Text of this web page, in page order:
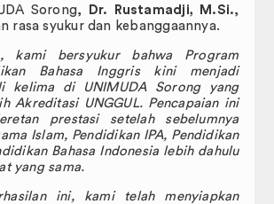
Sorong, Dr. Rustamadji, M.Si.,
rasa syukur dan kebanggaannya.
kami bersyukur bahwa Program
Bahasa Inggris kini menjadi
kelima di UNIMUDA Sorong yang
Akreditasi UNGGUL. Pencapaian ini
prestasi setelah sebelumnya
Islam, Pendidikan IPA, Pendidikan
Bahasa Indonesia lebih dahulu
yang sama.
ini, kami telah menyiapkan